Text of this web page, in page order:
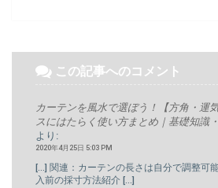
この記事へのコメント
カーテンを風水で選ぼう！【方角・運
スにはたらく使い方まとめ｜基礎知識
より:
2020年4月25日 5:03 PM
[…] 関連：カーテンの長さは自分で調整可
入前の採寸方法紹介 […]